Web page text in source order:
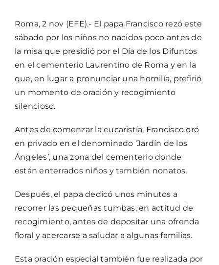
Roma, 2 nov (EFE).- El papa Francisco rezó este
sábado por los niños no nacidos poco antes de
la misa que presidió por el Día de los Difuntos
en el cementerio Laurentino de Roma y en la
que, en lugar a pronunciar una homilía, prefirió
un momento de oración y recogimiento
silencioso.
Antes de comenzar la eucaristía, Francisco oró
en privado en el denominado ‘Jardín de los
Ángeles’, una zona del cementerio donde
están enterrados niños y también nonatos.
Después, el papa dedicó unos minutos a
recorrer las pequeñas tumbas, en actitud de
recogimiento, antes de depositar una ofrenda
floral y acercarse a saludar a algunas familias.
Esta oración especial también fue realizada por